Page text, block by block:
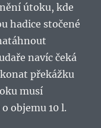
útoku, kde
hadice stočené
navíc čeká
překážku
musí
objemu 10 l.